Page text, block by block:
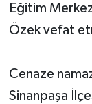
Eğitim
Özek vefat
Cenaze
Sinanpaşa